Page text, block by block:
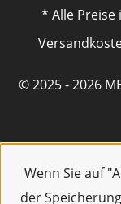
Wenn Sie auf
der
* Alle Preise
© 2025 - 2026